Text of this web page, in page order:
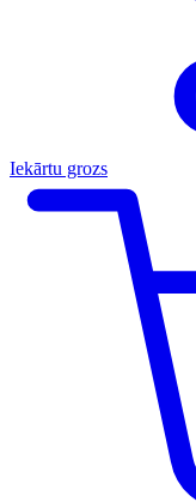
Iekārtu grozs